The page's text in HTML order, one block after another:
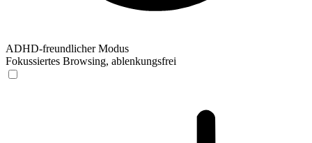
ADHD-freundlicher Modus
Fokussiertes Browsing, ablenkungsfrei